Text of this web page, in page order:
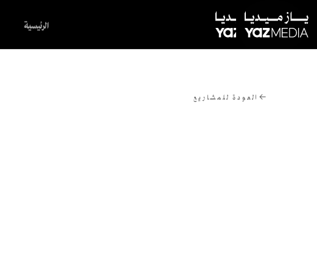
الرئيسية
←العودة للمشاريع